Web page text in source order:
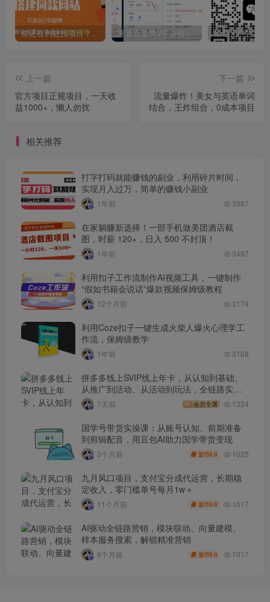
你还在到处找项目？还在当韭菜？我靠卖项目一个月收入5万+，曾经我也是个失败者。 开通百盟网VIP会员，尊享全站资源免费下载，享70%的推广提成！！【限时五折优惠】
上一篇
官方项目正规项目，一天收
益1000+，懒人勿扰
下一篇
流量爆炸！美女与英语单词
结合，王炸组合，0成本项目
相关推荐
打字打码就能赚钱的副业，利用碎片时间，
实现月入过万，简单的赚钱小副业
1年前 3587
在家躺赚新选择！一部手机做美团酒店截
图，时薪 120+，日入 500 不封顶！
1年前 3497
利用扣子工作流制作AI视频工具，一键制作
“假如书籍会说话”爆款视频保姆级教程
12个月前 3174
利用Coze扣子一键生成火柴人爆火心理学工
作流，保姆级教学
1年前 3168
拼多多线上SVIP线上年卡，从认知到基础、
从推广到活动、从活动到玩法，全链路实战
(260730)
7天前 会员专属 1324
国学号带货实操课：从账号认知、前期准备
到剪辑配音，用豆包AI助力国学带货变现
3个月前 盟币9.9 1025
九月风口项目，支付宝分成代运营，长期稳
定收入，零门槛单号每月1w＋
11个月前 盟币9.9 1017
AI驱动全链路营销，模块联动、向量建模、
样本服务搜索，解锁精准营销
6个月前 盟币9.9 1017